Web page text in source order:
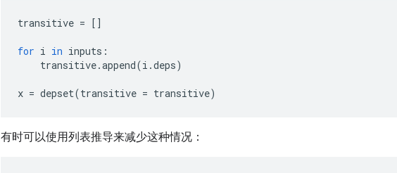
transitive = []
for i in inputs :
transitive.append(i .deps)
x = depset(transitive = transitive)
有时可以使用列表推导来减少这种情况：